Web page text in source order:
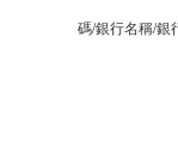
碼/銀行名稱/銀